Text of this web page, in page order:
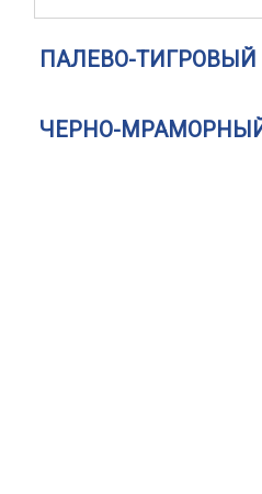
ПАЛЕВО-ТИГРОВЫЙ
ЧЕРНО-